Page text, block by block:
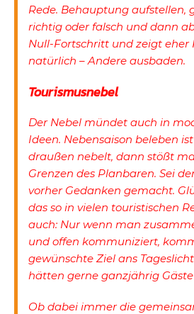
Rede. Behauptung aufstellen,
richtig oder falsch und dann
Null-Fortschritt und zeigt eher
natürlich – Andere ausbaden.
Tourismusnebel
Der Nebel mündet auch in
Ideen. Nebensaison beleben
draußen nebelt, dann stößt
Grenzen des Planbaren. Sei
vorher Gedanken gemacht.
das so in vielen touristischen
auch: Nur wenn man
und offen kommuniziert,
gewünschte Ziel ans
hätten gerne ganzjährig
Ob dabei immer die